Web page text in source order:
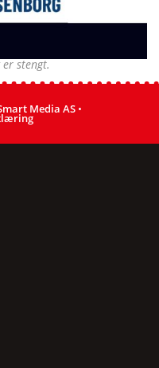
stengt.
Media AS •